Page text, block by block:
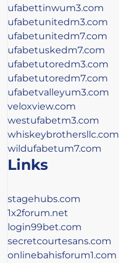
ufabettinwum3.com
ufabetunitedm3.com
ufabetunitedm7.com
ufabetuskedm7.com
ufabetutoredm3.com
ufabetutoredm7.com
ufabetvalleyum3.com
veloxview.com
westufabetm3.com
whiskeybrothersllc.com
wildufabetum7.com
Links
stagehubs.com
1x2forum.net
login99bet.com
secretcourtesans.com
onlinebahisforum1.com